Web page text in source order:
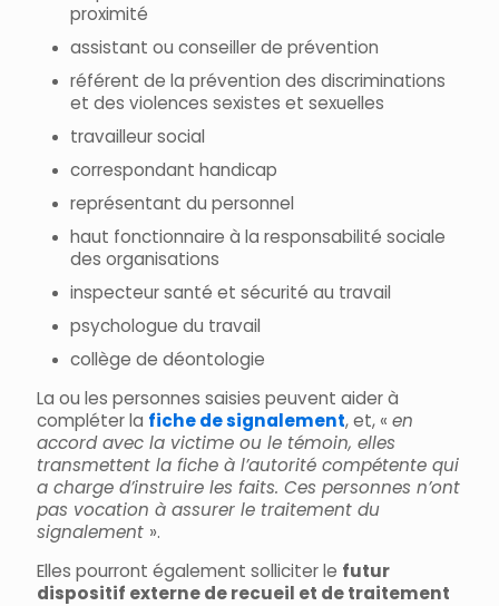
proximité
assistant ou conseiller de prévention
référent de la prévention des discriminations
et des violences sexistes et sexuelles
travailleur social
correspondant handicap
représentant du personnel
haut fonctionnaire à la responsabilité sociale
des organisations
inspecteur santé et sécurité au travail
psychologue du travail
collège de déontologie
La ou les personnes saisies peuvent aider à
compléter la fiche de signalement, et, « en
accord avec la victime ou le témoin, elles
transmettent la fiche à l’autorité compétente qui
a charge d’instruire les faits. Ces personnes n’ont
pas vocation à assurer le traitement du
signalement ».
Elles pourront également solliciter le futur
dispositif externe de recueil et de traitement